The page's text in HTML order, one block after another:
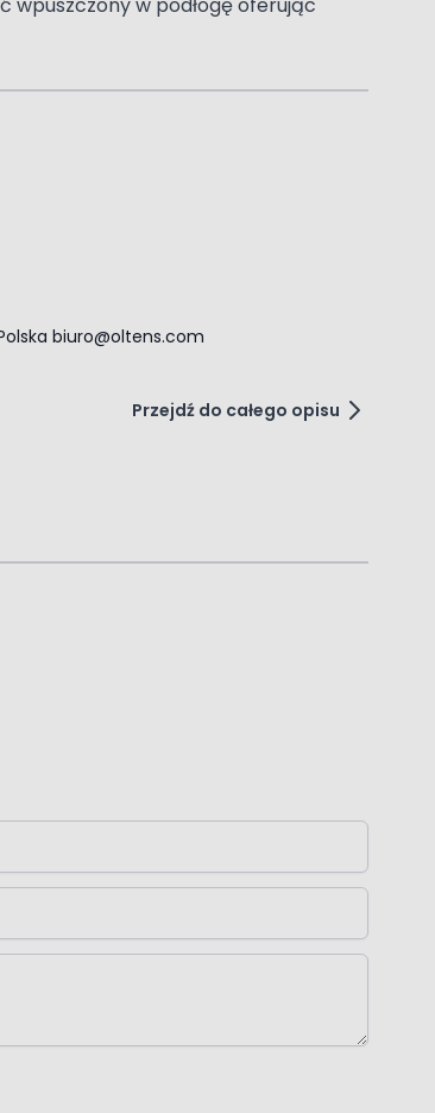
biuro@oltens.com
Przejdź do całego opisu